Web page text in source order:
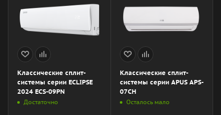
Классические сплит-
системы серии ECLIPSE
2024 ECS-09PN
Достаточно
Классические сплит-
системы серии APUS APS-
07CH
Осталось мало